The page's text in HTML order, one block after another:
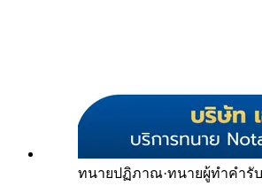
ทนายปฏิภาณ·ทนายผู้ทำคำรั